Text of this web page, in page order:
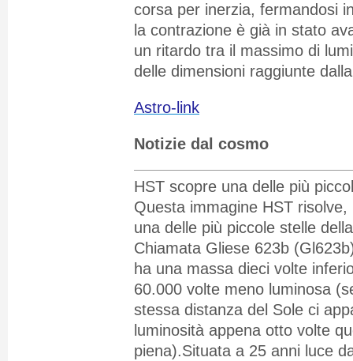
corsa per inerzia, fermandosi
la contrazione è già in stato
un ritardo tra il massimo di
delle dimensioni raggiunte
Astro-link
Notizie dal cosmo
HST scopre una delle più
Questa immagine HST
una delle più piccole stelle
Chiamata Gliese 623b
ha una massa dieci volte
60.000 volte meno luminosa
stessa distanza del Sole ci
luminosità appena otto volte
piena).Situata a 25 anni luce